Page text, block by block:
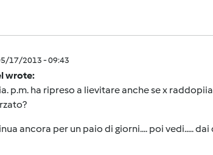
17/2013 - 09:43
wrote:
p.m. ha ripreso a lievitare anche se x
ancora per un paio di giorni.... poi vedi.....